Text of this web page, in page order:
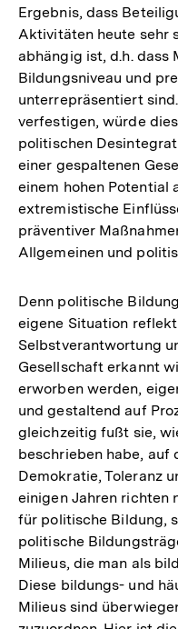
Ergebnis, dass
Aktivitäten heute sehr
abhängig ist, d.h. dass
Bildungsniveau und
unterrepräsentiert
verfestigen, würde
politischen
einer gespaltenen
einem hohen Potential
extremistische
präventiver
Allgemeinen und
Denn politische
eigene Situation
Selbstverantwortung
Gesellschaft erkannt
erworben werden,
und gestaltend auf
gleichzeitig fußt sie,
beschrieben habe, auf
Demokratie, Toleranz
einigen Jahren richten
für politische Bildung,
politische
Milieus, die man als
Diese bildungs- und
Milieus sind